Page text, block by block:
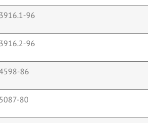
96
96
86
80